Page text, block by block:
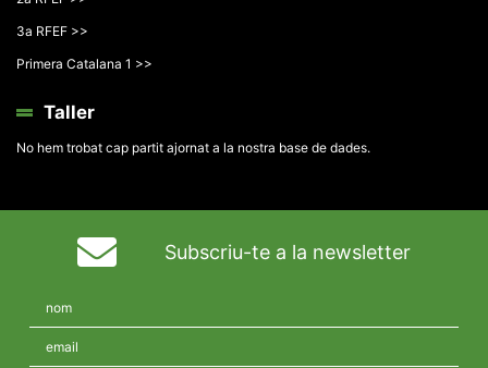
3a RFEF >>
Primera Catalana 1 >>
Taller
No hem trobat cap partit ajornat a la nostra base de dades.
Subscriu-te a la newsletter